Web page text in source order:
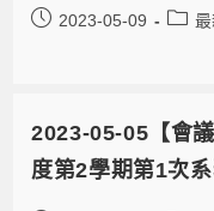
2023-05-09
2023-05-05【會
度第2學期第1次